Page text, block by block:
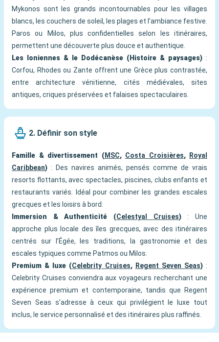
Mykonos sont les grands incontournables pour les villages
blancs, les couchers de soleil, les plages et l’ambiance festive.
Paros ou Milos, plus confidentielles selon les itinéraires,
permettent une découverte plus douce et authentique.
Les Ioniennes & le Dodécanèse (Histoire & paysages) :
Corfou, Rhodes ou Zante offrent une Grèce plus contrastée,
entre architecture vénitienne, cités médiévales, sites
antiques, criques préservées et falaises spectaculaires.
2. Définir son style
Famille & divertissement (MSC, Costa Croisières,
Royal
Caribbean) : Des navires animés, pensés comme de vrais
resorts flottants, avec spectacles, piscines, clubs enfants et
restaurants variés. Idéal pour combiner les grandes escales
grecques et les loisirs à bord.
Immersion & Authenticité (Celestyal Cruises): Une
approche plus locale des îles grecques, avec des itinéraires
centrés sur l’Égée, les traditions, la gastronomie et des
escales typiques comme Patmos ou Milos.
Premium & luxe (Celebrity Cruises, Regent Seven Seas):
Celebrity Cruises conviendra aux voyageurs recherchant une
expérience premium et contemporaine, tandis que Regent
Seven Seas s’adresse à ceux qui privilégient le luxe tout
inclus, le service personnalisé et des itinéraires plus raffinés.